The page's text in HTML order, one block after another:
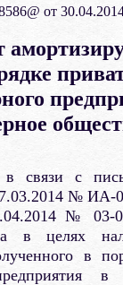
от
в связи с
№ ИА-
№ 03-
в целях
в
в